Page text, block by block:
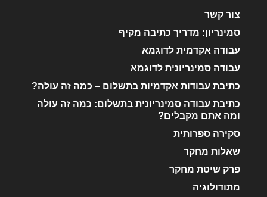
צור קשר
סמינריון: מדריך כתיבה מקיף
עבודה אקדמית לדוגמא
עבודה סמינריונית לדוגמא
כתיבת עבודות אקדמיות בתשלום – כמה זה עולה?
כתיבת עבודה סמינריונית בתשלום: כמה זה עולה
ומה אתם מקבלים?
סקירה ספרותית
שאלות מחקר
פרק שיטת מחקר
מתודולוגיה